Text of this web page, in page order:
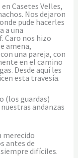
Casetes Velles,
Nos dejaron
pude hacerles
a una
Caro nos hizo
amena,
una pareja, con
en el camino
Desde aquí les
esta travesía.
(los guardas)
andanzas
merecido
antes de
difíciles.